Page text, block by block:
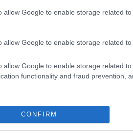
allow Google to enable storage related
allow Google to enable storage related to
allow Google to enable storage related
functionality and fraud prevention,
CONFIRM
e perquisiti per ordine della
essersi incollati le mani
UND REGIERENDEN ++
es 11 Hausdurchsuchungen
Elektronische Geräte,
Plakate.